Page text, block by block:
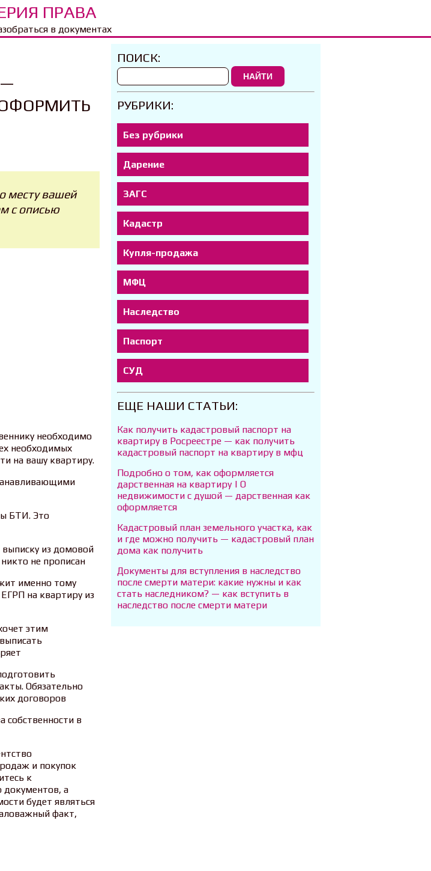
ПРАВА
в документах
месту вашей
с описью
необходимо
необходимых
на вашу квартиру.
БТИ. Это
из домовой
не прописан
именно тому
на квартиру из
этим
Обязательно
договоров
собственности в
и покупок
к
документов, а
будет являться
факт,
ПОИСК:
НАЙТИ
РУБРИКИ:
Без рубрики
Дарение
ЗАГС
Кадастр
Купля-продажа
МФЦ
Наследство
Паспорт
СУД
ЕЩЕ НАШИ СТАТЬИ:
Как получить кадастровый паспорт на
квартиру в Росреестре — как получить
кадастровый паспорт на квартиру в мфц
Подробно о том, как оформляется
дарственная на квартиру | О
недвижимости с душой — дарственная как
оформляется
Кадастровый план земельного участка, как
и где можно получить — кадастровый план
дома как получить
Документы для вступления в наследство
после смерти матери: какие нужны и как
стать наследником? — как вступить в
наследство после смерти матери